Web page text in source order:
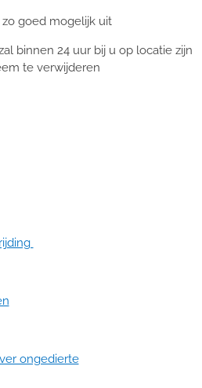
goed mogelijk uit
binnen 24 uur bij u op locatie zijn
te verwijderen
ongedierte